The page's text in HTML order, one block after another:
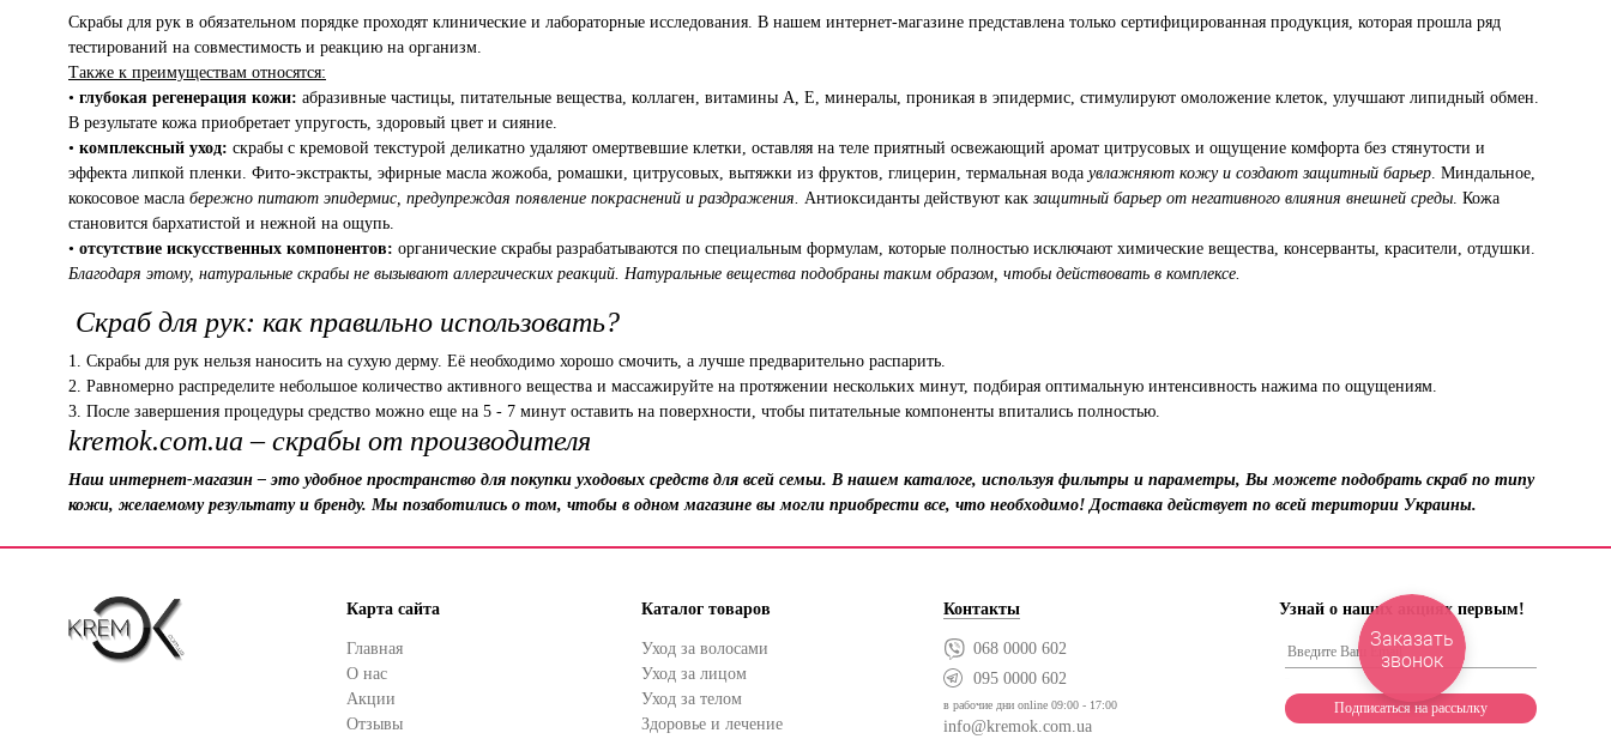
Скрабы для рук в обязательном порядке проходят клинические и лабораторные исследования. В нашем интернет-магазине представлена только сертифицированная продукция, которая прошла ряд
тестирований на совместимость и реакцию на организм.
Также к преимуществам относятся:
• глубокая регенерация кожи: абразивные частицы, питательные вещества, коллаген, витамины А, Е, минералы, проникая в эпидермис, стимулируют омоложение клеток, улучшают липидный обмен.
В результате кожа приобретает упругость, здоровый цвет и сияние.
• комплексный уход: скрабы с кремовой текстурой деликатно удаляют омертвевшие клетки, оставляя на теле приятный освежающий аромат цитрусовых и ощущение комфорта без стянутости и
эффекта липкой пленки. Фито-экстракты, эфирные масла жожоба, ромашки, цитрусовых, вытяжки из фруктов, глицерин, термальная вода увлажняют кожу и создают защитный барьер. Миндальное,
кокосовое масла бережно питают эпидермис, предупреждая появление покраснений и раздражения. Антиоксиданты действуют как защитный барьер от негативного влияния внешней среды. Кожа
становится бархатистой и нежной на ощупь.
• отсутствие искусственных компонентов: органические скрабы разрабатываются по специальным формулам, которые полностью исключают химические вещества, консерванты, красители, отдушки.
Благодаря этому, натуральные скрабы не вызывают аллергических реакций. Натуральные вещества подобраны таким образом, чтобы действовать в комплексе.
Скраб для рук: как правильно использовать?
1. Скрабы для рук нельзя наносить на сухую дерму. Её необходимо хорошо смочить, а лучше предварительно распарить.
2. Равномерно распределите небольшое количество активного вещества и массажируйте на протяжении нескольких минут, подбирая оптимальную интенсивность нажима по ощущениям.
3. После завершения процедуры средство можно еще на 5 - 7 минут оставить на поверхности, чтобы питательные компоненты впитались полностью.
kremok.com.ua – скрабы от производителя
Наш интернет-магазин – это удобное пространство для покупки уходовых средств для всей семьи. В нашем каталоге, используя фильтры и параметры, Вы можете подобрать скраб по типу
кожи, желаемому результату и бренду. Мы позаботились о том, чтобы в одном магазине вы могли приобрести все, что необходимо! Доставка действует по всей територии Украины.
Карта сайта
Главная
О нас
Акции
Отзывы
Каталог товаров
Уход за волосами
Уход за лицом
Уход за телом
Здоровье и лечение
Контакты
068 0000 602
095 0000 602
в рабочие дни online 09:00 - 17:00
info@kremok.com.ua
Узнай о наших акциях первым!
Заказать
звонок